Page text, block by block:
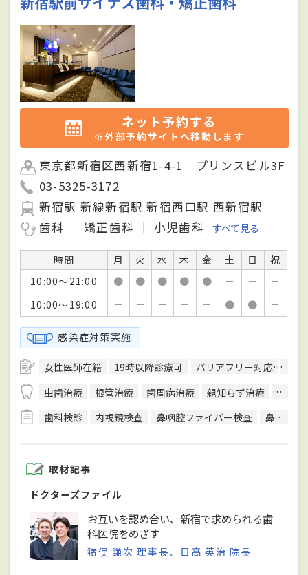
ネット予約する
※外部予約サイトへ移動します
東京都新宿区西新宿1-4-1 プリンスビル3F
03-5325-3172
新宿駅 新線新宿駅 新宿西口駅 西新宿駅
歯科
矯正歯科 小児歯科 すべて見る
時間 月 火 水 木 金 土 日
祝
10:00～21:00
● ● ● ● ● － －
－
10:00～19:00
－ － － － － ● ● －
感染症対策実施
女性医師在籍 19時以降診療可 バリアフリー対応
虫歯治療
根管治療 歯周病治療 親知らず治療
顎関
歯科検診
内視鏡検査 鼻咽腔ファイバー検査 鼻腔ファイバースコピー検査
取材記事
ドクターズファイル
お互いを認め合い、新宿で求められる歯
科医院をめざす
猪俣 謙次 理事長、日高 英治 院長